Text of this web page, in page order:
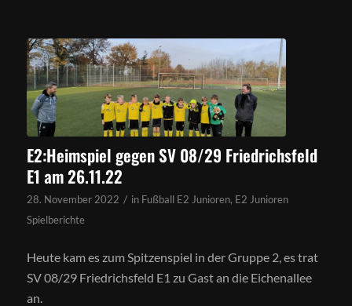
E2:Heimspiel gegen SV 08/29 Friedrichsfeld
E1 am 26.11.22
28. November 2022 / in Fußball E2 Junioren, E2 Junioren
Spielberichte
Heute kam es zum Spitzenspiel in der Gruppe 2, es trat
SV 08/29 Friedrichsfeld E1 zu Gast an die Eichenallee
an.